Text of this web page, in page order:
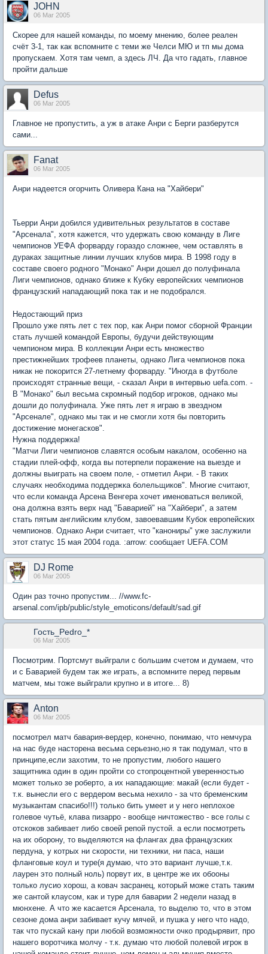
JOHN
06 Mar 2005
Скорее для нашей команды, по моему мнению, более реален
счёт 3-1, так как вспомните с теми же Челси МЮ и тп мы дома
пропускаем. Хотя там чемп, а здесь ЛЧ. Да что гадать, главное
пройти дальше
Defus
06 Mar 2005
Главное не пропустить, а уж в атаке Анри с Берги разберутся
сами...
Fanat
06 Mar 2005
Анри надеется огорчить Оливера Кана на "Хайбери"
Тьерри Анри добился удивительных результатов в составе
"Арсенала", хотя кажется, что удержать свою команду в Лиге
чемпионов УЕФА форварду гораздо сложнее, чем оставлять в
дураках защитные линии лучших клубов мира. В 1998 году в
составе своего родного "Монако" Анри дошел до полуфинала
Лиги чемпионов, однако ближе к Кубку европейских чемпионов
французский нападающий пока так и не подобрался.
Недостающий приз
Прошло уже пять лет с тех пор, как Анри помог сборной Франции
стать лучшей командой Европы, будучи действующим
чемпионом мира. В коллекции Анри есть множество
престижнейших трофеев планеты, однако Лига чемпионов пока
никак не покорится 27-летнему форварду. "Иногда в футболе
происходят странные вещи, - сказал Анри в интервью uefa.com. -
В "Монако" был весьма скромный подбор игроков, однако мы
дошли до полуфинала. Уже пять лет я играю в звездном
"Арсенале", однако мы так и не смогли хотя бы повторить
достижение монегасков".
Нужна поддержка!
"Матчи Лиги чемпионов славятся особым накалом, особенно на
стадии плей-офф, когда вы потерпели поражение на выезде и
должны выиграть на своем поле, - отметил Анри. - В таких
случаях необходима поддержка болельщиков". Многие считают,
что если команда Арсена Венгера хочет именоваться великой,
она должна взять верх над "Баварией" на "Хайбери", а затем
стать пятым английским клубом, завоевавшим Кубок европейских
чемпионов. Однако Анри считает, что "канониры" уже заслужили
этот статус 15 мая 2004 года. :arrow: сообщает UEFA.COM
DJ Rome
06 Mar 2005
Один раз точно пропустим... //www.fc-
arsenal.com/ipb/public/style_emoticons/default/sad.gif
Гость_Pedro_*
06 Mar 2005
Посмотрим. Портсмут выйграли с большим счетом и думаем, что
и с Баварией будем так же играть, а вспомните перед первым
матчем, мы тоже выйграли крупно и в итоге... 8)
Anton
06 Mar 2005
посмотрел матч бавария-вердер, конечно, понимаю, что немчура
на нас буде насторена весьма серьезно,но я так подумал, что в
принципе,если захотим, то не пропустим, любого нашего
защитника один в один пройти со стопроцентной уверенностью
может только зе роберто, а их нападающие: макай (если будет -
т.к. вынесли его с вердером весьма нехило - за что бременским
музыкантам спасибо!!!) только бить умеет и у него неплохое
голевое чутьё, клава пизарро - вообще ничтожество - все голы с
отскоков забивает либо своей репой пустой. а если посмотреть
на их оборону, то выделяются на флангах два французских
пердуна, у котрых ни скорости, ни техники, ни паса, наши
фланговые коул и туре(я думаю, что это вариант лучше,т.к.
лаурен это полный ноль) порвут их, в центре же их обооны
только лусио хорош, а ковач засранец, который може стать таким
же сантой клаусом, как и туре для баварии 2 недели назад в
мюнхене. А что же касается Арсенала, то выделю то, что в этом
сезоне дома анри забивает кучу мячей, и пушка у него что надо,
так что пускай кану при любой возможности очко продырявит, про
нашего воротчика молчу - т.к. думаю что любой полевой игрок в